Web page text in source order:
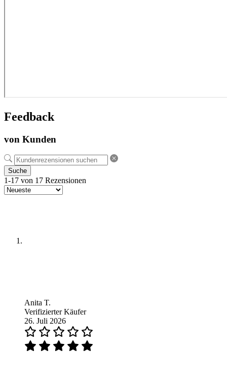
Feedback
von Kunden
Suche
1-17 von 17 Rezensionen
Anita T.
Verifizierter Käufer
26. Juli 2026